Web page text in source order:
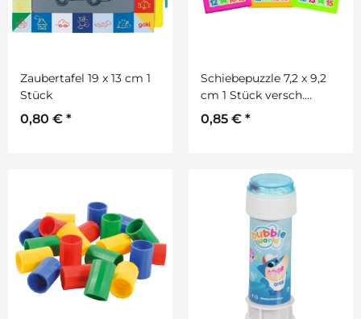
Zaubertafel 19 x 13 cm 1
Stück
0,80 € *
Schiebepuzzle 7,2 x 9,2
cm 1 Stück versch.
sortiert
0,85 € *